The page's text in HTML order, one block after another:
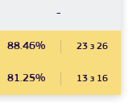
-
88.46% 23 з 26
81.25% 13 з 16